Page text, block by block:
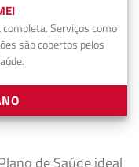
Serviços como
são cobertos pelos
de Saúde ideal